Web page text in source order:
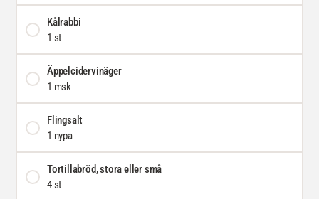
Kålrabbi
1 st
Äppelcidervinäger
1 msk
Flingsalt
1 nypa
Tortillabröd, stora eller små
4 st